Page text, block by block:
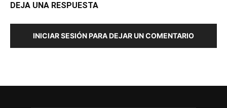
DEJA UNA RESPUESTA
INICIAR SESIÓN PARA DEJAR UN COMENTARIO